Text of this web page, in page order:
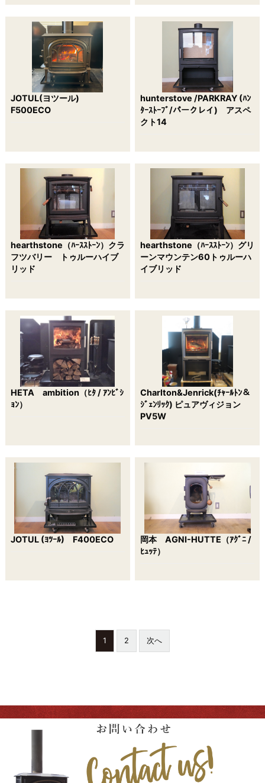
JOTUL(ヨツール)
F500ECO
hunterstove /PARKRAY (ﾊﾝ
ﾀｰｽﾄｰﾌﾞ/パークレイ) アスペ
クト14
hearthstone（ﾊｰｽｽﾄｰﾝ）クラ
フツバリー トゥルーハイブ
リッド
hearthstone（ﾊｰｽｽﾄｰﾝ）グリ
ーンマウンテン60トゥルーハ
イブリッド
HETA ambition（ﾋﾀ / ｱﾝﾋﾞｼ
ｮﾝ）
Charlton&Jenrick(ﾁｬｰﾙﾄﾝ＆
ｼﾞｪﾝﾘｯｸ) ピュアヴィジョン
PV5W
JOTUL (ﾖﾂｰﾙ) F400ECO
岡本 AGNI-HUTTE（ｱｸﾞﾆ /
ﾋｭｯﾃ）
1 2 次へ